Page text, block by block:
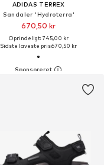
ADIDAS TERREX
Sandaler 'Hydroterra'
670,50 kr
Oprindeligt: 745,00 kr
Sidste laveste pris:670,50 kr